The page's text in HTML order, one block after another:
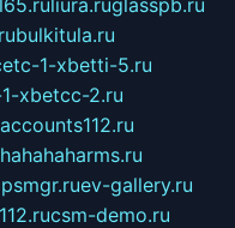
bulkitula.ru
1-xbetti-5.ru
xbetcc-2.ru
accounts112.ru
hahahaharms.ru
ev-gallery.ru
csm-demo.ru